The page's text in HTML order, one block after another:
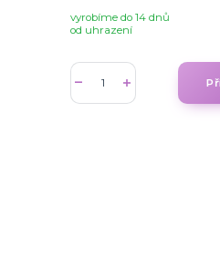
vyrobíme do 14 dnů
od uhrazení